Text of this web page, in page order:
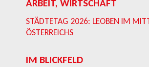
ARBEIT, WIRTSCHAFT
STÄDTETAG 2026: LEOBEN IM
ÖSTERREICHS
IM BLICKFELD